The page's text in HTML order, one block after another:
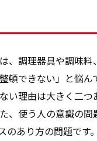
、調理器具や調味
頓できない」と悩
い理由は大きく二
、使う人の意識の
のあり方の問題です。